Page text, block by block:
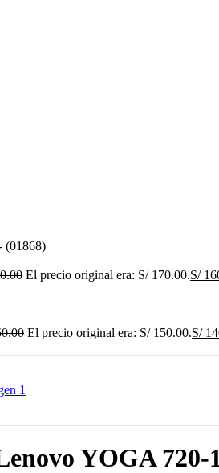
(01868)
El precio original era: S/ 170.00.S/
El precio original era: S/ 150.00.S/
YOGA 720-